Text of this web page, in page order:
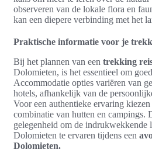
observeren van de lokale flora en
kan een diepere verbinding met het
Praktische informatie voor je
Bij het plannen van een trekking
Dolomieten, is het essentieel om
Accommodatie opties variëren van
hotels, afhankelijk van de
Voor een authentieke ervaring
combinatie van hutten en campings.
gelegenheid om de indrukwekkende
Dolomieten te ervaren tijdens een
Dolomieten.